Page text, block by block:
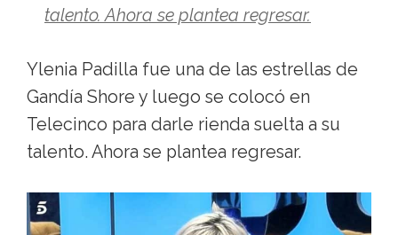
talento. Ahora se plantea regresar.
Ylenia Padilla fue una de las estrellas de
Gandía Shore y luego se colocó en
Telecinco para darle rienda suelta a su
talento. Ahora se plantea regresar.